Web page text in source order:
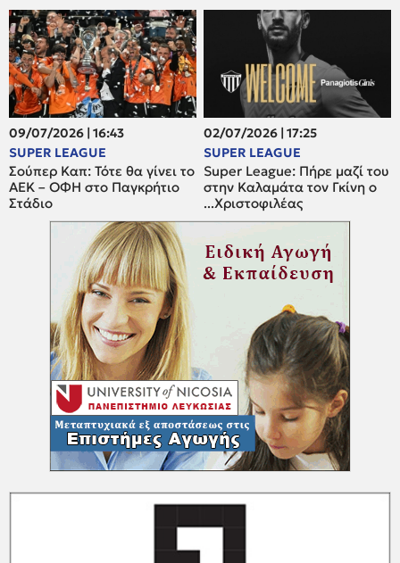
09/07/2026 | 16:43
SUPER LEAGUE
Σούπερ Καπ: Τότε θα γίνει το
ΑΕΚ – ΟΦΗ στο Παγκρήτιο
Στάδιο
02/07/2026 | 17:25
SUPER LEAGUE
Super League: Πήρε μαζί του
στην Καλαμάτα τον Γκίνη ο
...Χριστοφιλέας